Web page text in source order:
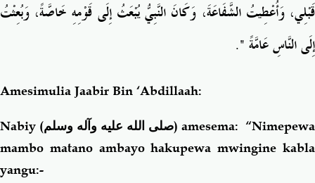
قَبْلِي، وَأُعْطِيتُ الشَّفَاعَةَ، وَكَانَ النَّبِيُّ يُبْعَثُ إِلَى قَوْمِهِ خَاصَّةً، وَبُعِثْتُ
إِلَى النَّاسِ عَامَّةً ‏"
‏‏.‏
Amesimulia Jaabir Bin ‘Abdillaah:
Nabiy (صلى الله عليه وآله وسلم) amesema: “Nimepewa
mambo matano ambayo hakupewa mwingine kabla
yangu:-